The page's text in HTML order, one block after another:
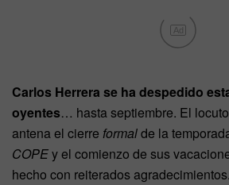
Ad
Carlos Herrera se ha despedido
oyentes… hasta septiembre. El
antena el cierre formalde la
COPEy el comienzo de sus
hecho con reiterados